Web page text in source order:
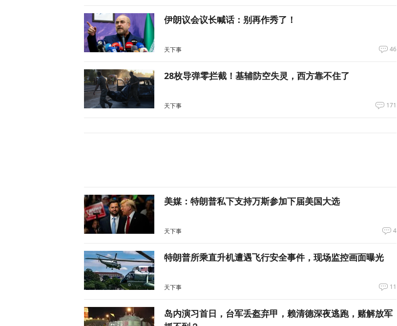
伊朗议会议长喊话：别再作秀了！
天下事 46
28枚导弹零拦截！基辅防空失灵，西方靠不住了
天下事 171
美媒：特朗普私下支持万斯参加下届美国大选
天下事 4
特朗普所乘直升机遭遇飞行安全事件，现场监控画面曝光
天下事 11
岛内演习首日，台军丢盔弃甲，赖清德深夜逃跑，赌解放军